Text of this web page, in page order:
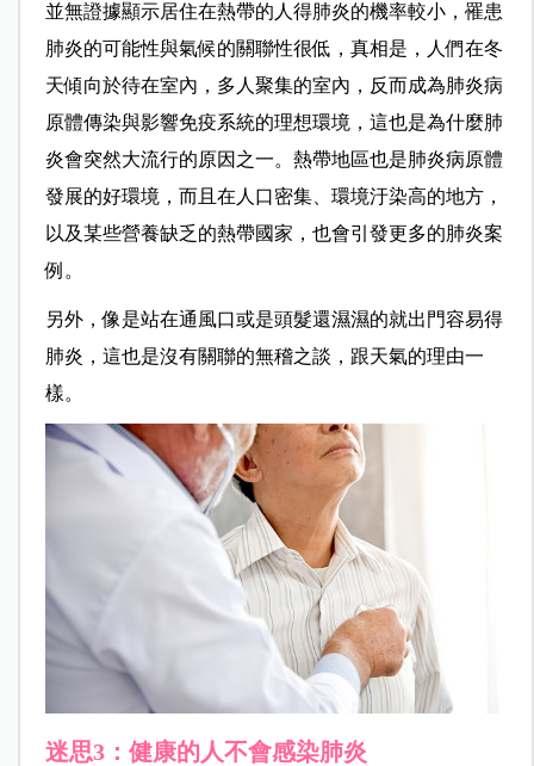
並無證據顯示居住在熱帶的人得肺炎的機率較小，罹患
肺炎的可能性與氣候的關聯性很低，真相是，人們在冬
天傾向於待在室內，多人聚集的室內，反而成為肺炎病
原體傳染與影響免疫系統的理想環境，這也是為什麼肺
炎會突然大流行的原因之一。熱帶地區也是肺炎病原體
發展的好環境，而且在人口密集、環境汙染高的地方，
以及某些營養缺乏的熱帶國家，也會引發更多的肺炎案
例。
另外，像是站在通風口或是頭髮還濕濕的就出門容易得
肺炎，這也是沒有關聯的無稽之談，跟天氣的理由一
樣。
迷思3：健康的人不會感染肺炎